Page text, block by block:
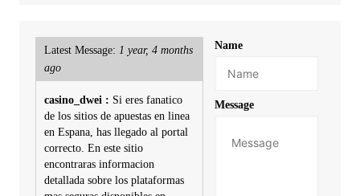
Latest Message: 1 year, 4 months
ago
casino_dwei : Si eres fanatico
de los sitios de apuestas en linea
en Espana, has llegado al portal
correcto. En este sitio
encontraras informacion
detallada sobre los plataformas
Name
Message